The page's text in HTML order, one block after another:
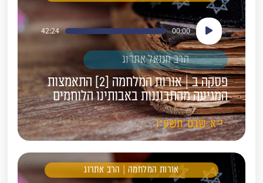
נגן
אודיו
00:00
42:24
הרב חננאל אתרוג
פסקה ב | אורות המלחמה [2] התאמצות
המגיעה מהתבוננות באבותינו הלוחמים
י"א שבט תשע"ו
אורות המלחמה | הרב אתרוג